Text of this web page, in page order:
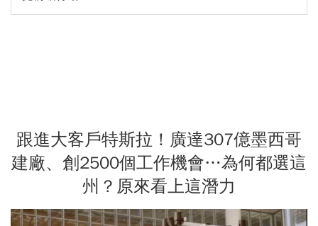
跟進大客戶特斯拉！廣達307億墨西哥
建廠、創2500個工作機會…為何都選這
州？原來看上這潛力